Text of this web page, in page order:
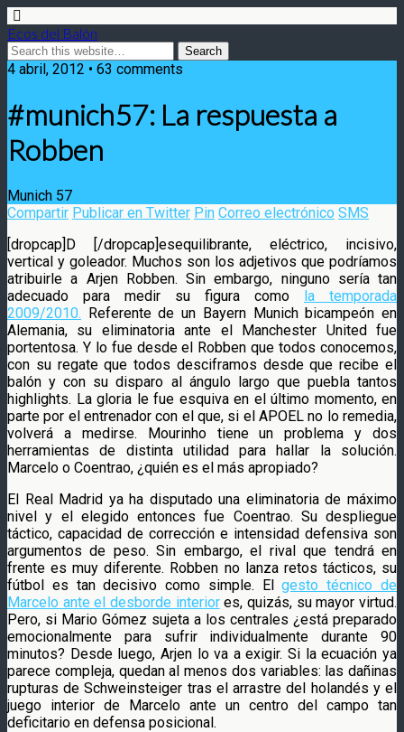
Ecos del Balón
4 abril, 2012 • 63 comments
#munich57: La respuesta a
Robben
Munich 57
Compartir Publicar en Twitter Pin Correo electrónico SMS
[dropcap]D [/dropcap]esequilibrante, eléctrico, incisivo,
vertical y goleador. Muchos son los adjetivos que podríamos
atribuirle a Arjen Robben. Sin embargo, ninguno sería tan
adecuado para medir su figura como la temporada
2009/2010. Referente de un Bayern Munichbicampeón en
Alemania, su eliminatoria ante el Manchester United fue
portentosa. Y lo fue desde el Robben que todos conocemos,
con su regate que todos desciframos desde que recibe el
balón y con su disparo al ángulo largo que puebla tantos
highlights. La gloria le fue esquiva en el último momento, en
parte por el entrenador con el que, si el APOEL no lo remedia,
volverá a medirse. Mourinho tiene un problema y dos
herramientas de distinta utilidad para hallar la solución.
Marcelo o Coentrao, ¿quién es el más apropiado?
El Real Madrid ya ha disputado una eliminatoria de máximo
nivel y el elegido entonces fue Coentrao. Su despliegue
táctico, capacidad de corrección e intensidad defensiva son
argumentos de peso. Sin embargo, el rival que tendrá en
frente es muy diferente. Robben no lanza retos tácticos, su
fútbol es tan decisivo como simple. Elgesto técnico de
Marcelo ante el desborde interiores, quizás, su mayor virtud.
Pero, si Mario Gómez sujeta a los centrales ¿está preparado
emocionalmente para sufrir individualmente durante 90
minutos? Desde luego, Arjen lo va a exigir. Si la ecuación ya
parece compleja, quedan al menos dos variables: las dañinas
rupturas de Schweinsteiger tras el arrastre del holandés y el
juego interior de Marcelo ante un centro del campo tan
deficitario en defensa posicional.